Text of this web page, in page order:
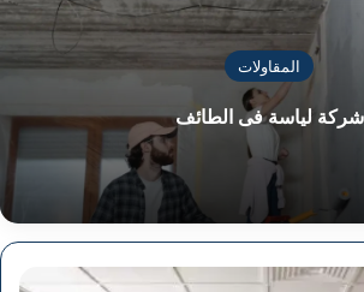
المقاولات
شركة لياسة فى الطائف